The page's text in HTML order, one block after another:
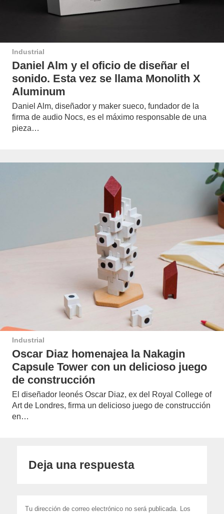
Industrial
Daniel Alm y el oficio de diseñar el
sonido. Esta vez se llama Monolith X
Aluminum
Daniel Alm, diseñador y maker sueco, fundador de la
firma de audio Nocs, es el máximo responsable de una
pieza…
Industrial
Oscar Diaz homenajea la Nakagin
Capsule Tower con un delicioso juego
de construcción
El diseñador leonés Oscar Diaz, ex del Royal College of
Art de Londres, firma un delicioso juego de construcción
en…
Deja una respuesta
Tu dirección de correo electrónico no será publicada. Los